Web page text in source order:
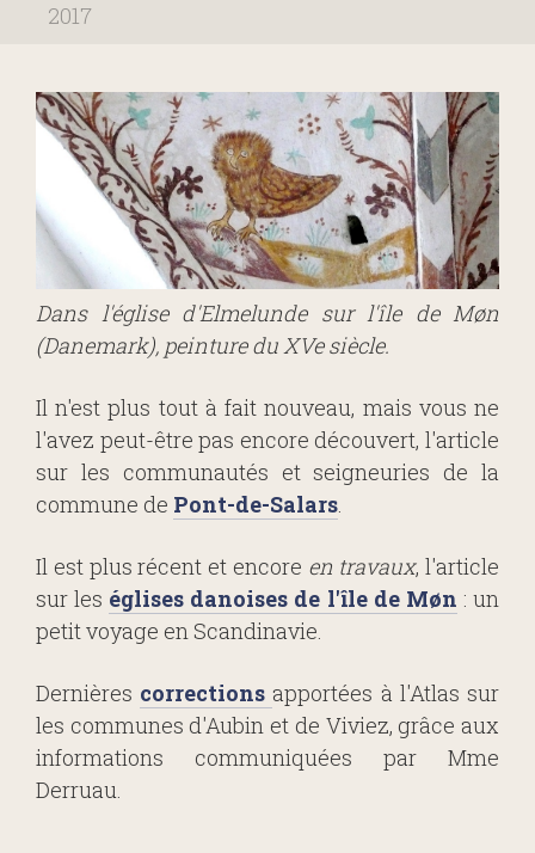
2017
Dans l'église d'Elmelunde sur l'île de Møn
(Danemark), peinture du XVe siècle.
Il n'est plus tout à fait nouveau, mais vous ne
l'avez peut-être pas encore découvert, l'article
sur les communautés et seigneuries de la
commune de Pont-de-Salars.
Il est plus récent et encore en travaux, l'article
sur les églises danoises de l'île de Møn : un
petit voyage en Scandinavie.
Dernières correctionsapportées à l'Atlas sur
les communes d'Aubin et de Viviez, grâce aux
informations communiquées par Mme
Derruau.